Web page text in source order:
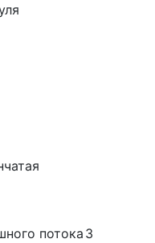
потока 3